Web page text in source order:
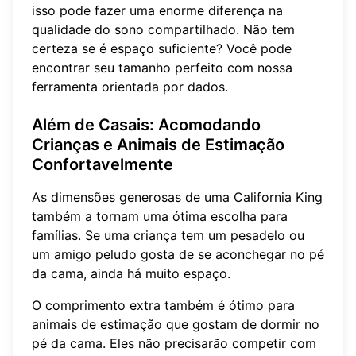
isso pode fazer uma enorme diferença na
qualidade do sono compartilhado. Não tem
certeza se é espaço suficiente? Você pode
encontrar seu tamanho perfeito com nossa
ferramenta orientada por dados.
Além de Casais: Acomodando
Crianças e Animais de Estimação
Confortavelmente
As dimensões generosas de uma California King
também a tornam uma ótima escolha para
famílias. Se uma criança tem um pesadelo ou
um amigo peludo gosta de se aconchegar no pé
da cama, ainda há muito espaço.
O comprimento extra também é ótimo para
animais de estimação que gostam de dormir no
pé da cama. Eles não precisarão competir com